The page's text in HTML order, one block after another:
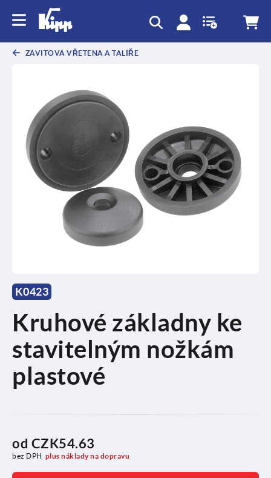
ZÁVITOVÁ VŘETENA A TALÍŘE
K0423
Kruhové základny ke
stavitelným nožkám
plastové
od CZK54.63
bez DPH plus náklady na dopravu